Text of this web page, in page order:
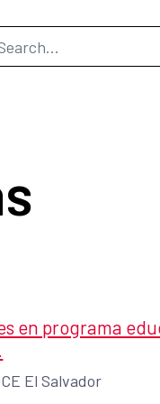
Bar
en programa
El Salvador